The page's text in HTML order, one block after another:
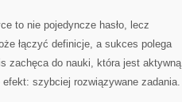
to nie pojedyncze hasło, lecz
łączyć definicje, a sukces polega
zachęca do nauki, która jest aktywną
szybciej rozwiązywane zadania.